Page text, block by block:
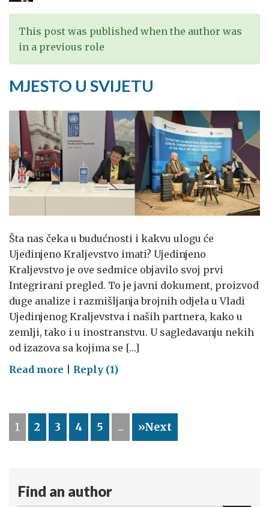
This post was published when the author was
in a previous role
MJESTO U SVIJETU
Šta nas čeka u budućnosti i kakvu ulogu će
Ujedinjeno Kraljevstvo imati? Ujedinjeno
Kraljevstvo je ove sedmice objavilo svoj prvi
Integrirani pregled. To je javni dokument, proizvod
duge analize i razmišljanja brojnih odjela u Vladi
Ujedinjenog Kraljevstva i naših partnera, kako u
zemlji, tako i u inostranstvu. U sagledavanju nekih
od izazova sa kojima se […]
Read more on
SVIJETU
Reply (1)
1 2 3 4 5 ... »Next
Find an author